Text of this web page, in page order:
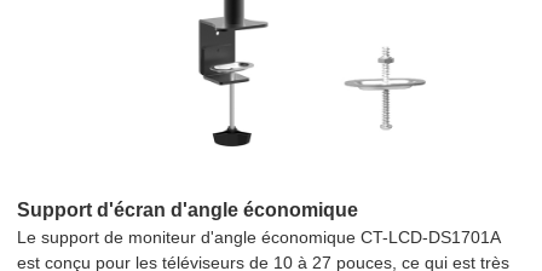
Support d'écran d'angle économique
Le support de moniteur d'angle économique CT-LCD-DS1701A
est conçu pour les téléviseurs de 10 à 27 pouces, ce qui est très